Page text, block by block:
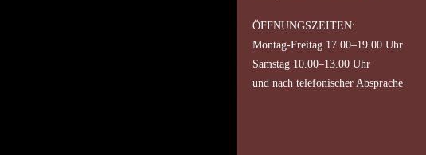
ÖFFNUNGSZEITEN:
Montag-Freitag 17.00–19.00 Uhr
Samstag 10.00–13.00 Uhr
und nach telefonischer Absprache